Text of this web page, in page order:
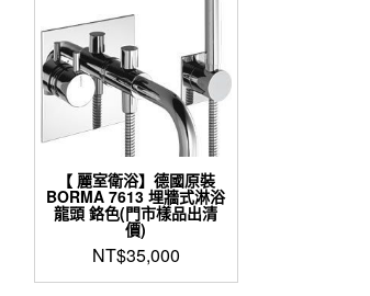
種
款
式。
可
在
產
品
頁
面
選
擇
選
項
【 麗室衛浴】德國原裝
BORMA 7613 埋牆式淋浴
龍頭 鉻色(門市樣品出清
價)
NT$35,000